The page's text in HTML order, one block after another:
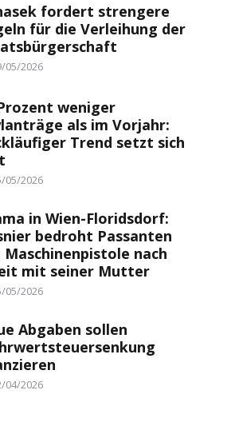
fordert strengere
für die Verleihung der
05/2026
weniger
als im Vorjahr:
Trend setzt sich
05/2026
in Wien-Floridsdorf:
bedroht Passanten
nach
mit seiner Mutter
05/2026
Abgaben sollen
04/2026